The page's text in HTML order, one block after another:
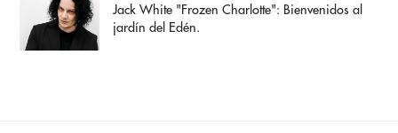
Jack White "Frozen Charlotte": Bienvenidos al
jardín del Edén.